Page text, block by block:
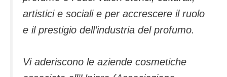
artistici e sociali e per accrescere il ruolo
e il prestigio dell’industria del profumo.
Vi aderiscono le aziende cosmetiche